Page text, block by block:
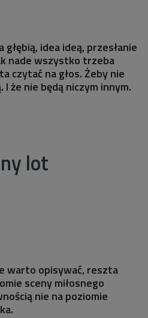
idea ideą, przesłanie
nade wszystko trzeba
czytać na głos. Żeby nie
I że nie będą niczym innym.
lot
warto opisywać, reszta
sceny miłosnego
nie na poziomie